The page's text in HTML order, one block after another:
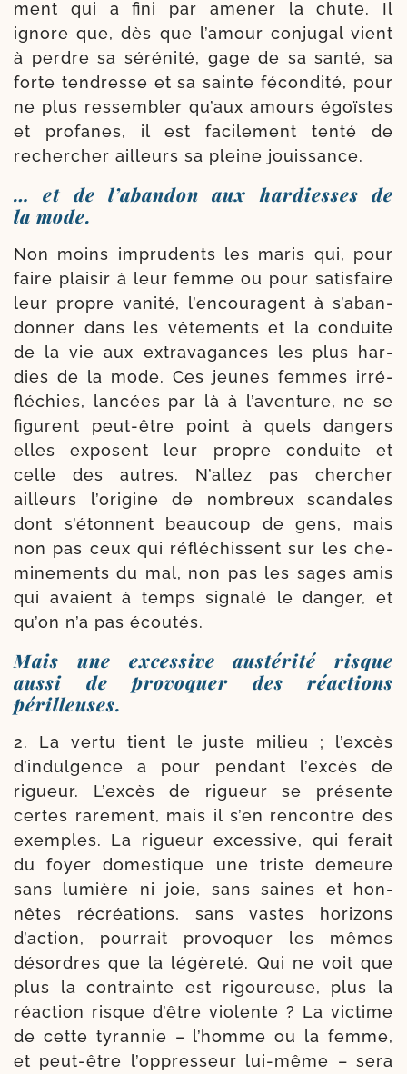
ment qui a fini par ame­ner la chute. Il
ignore que, dès que l’amour conju­gal vient
à perdre sa séré­ni­té, gage de sa san­té, sa
forte ten­dresse et sa sainte fécon­di­té, pour
ne plus res­sem­bler qu’aux amours égoïstes
et pro­fanes, il est faci­le­ment ten­té de
recher­cher ailleurs sa pleine jouissance.
… et de l’abandon aux hardiesses de
la mode.
Non moins impru­dents les maris qui, pour
faire plai­sir à leur femme ou pour satis­faire
leur propre vani­té, l’encouragent à s’aban­
donner dans les vête­ments et la conduite
de la vie aux extra­va­gances les plus har­
dies de la mode. Ces jeunes femmes irré­
flé­chies, lan­cées par là à l’aventure, ne se
figurent peut-​être point à quels dan­gers
elles exposent leur propre conduite et
celle des autres. N’allez pas cher­cher
ailleurs l’origine de nom­breux scan­dales
dont s’étonnent beau­coup de gens, mais
non pas ceux qui réflé­chissent sur les che­
minements du mal, non pas les sages amis
qui avaient à temps signa­lé le dan­ger, et
qu’on n’a pas écoutés.
Mais une excessive austérité risque
aussi de provoquer des réactions
périlleuses.
2. La ver­tu tient le juste milieu ; l’excès
d’indulgence a pour pen­dant l’excès de
rigueur. L’excès de rigueur se pré­sente
certes rare­ment, mais il s’en ren­contre des
exemples. La rigueur exces­sive, qui ferait
du foyer domes­tique une triste demeure
sans lumière ni joie, sans saines et hon­
nêtes récréa­tions, sans vastes hori­zons
d’action, pour­rait pro­vo­quer les mêmes
désordres que la légè­re­té. Qui ne voit que
plus la contrainte est rigou­reuse, plus la
réac­tion risque d’être vio­lente ? La vic­time
de cette tyran­nie – l’homme ou la femme,
et peut-​être l’oppresseur lui-​même – sera